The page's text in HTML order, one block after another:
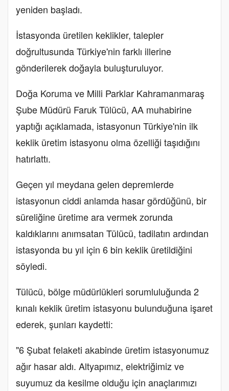
yeniden başladı.
İstasyonda üretilen keklikler, talepler
doğrultusunda Türkiye'nin farklı illerine
gönderilerek doğayla buluşturuluyor.
Doğa Koruma ve Milli Parklar Kahramanmaraş
Şube Müdürü Faruk Tülücü, AA muhabirine
yaptığı açıklamada, istasyonun Türkiye'nin ilk
keklik üretim istasyonu olma özelliği taşıdığını
hatırlattı.
Geçen yıl meydana gelen depremlerde
istasyonun ciddi anlamda hasar gördüğünü, bir
süreliğine üretime ara vermek zorunda
kaldıklarını anımsatan Tülücü, tadilatın ardından
istasyonda bu yıl için 6 bin keklik üretildiğini
söyledi.
Tülücü, bölge müdürlükleri sorumluluğunda 2
kınalı keklik üretim istasyonu bulunduğuna işaret
ederek, şunları kaydetti:
"6 Şubat felaketi akabinde üretim istasyonumuz
ağır hasar aldı. Altyapımız, elektriğimiz ve
suyumuz da kesilme olduğu için anaçlarımızı